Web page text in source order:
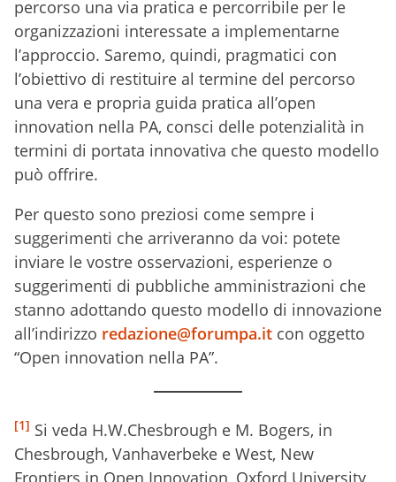
percorso una via pratica e percorribile per le
organizzazioni interessate a implementarne
l’approccio. Saremo, quindi, pragmatici con
l’obiettivo di restituire al termine del percorso
una vera e propria guida pratica all’open
innovation nella PA, consci delle potenzialità in
termini di portata innovativa che questo modello
può offrire.
Per questo sono preziosi come sempre i
suggerimenti che arriveranno da voi: potete
inviare le vostre osservazioni, esperienze o
suggerimenti di pubbliche amministrazioni che
stanno adottando questo modello di innovazione
all’indirizzo redazione@forumpa.it con oggetto
“Open innovation nella PA”.
[1] Si veda H.W.Chesbrough e M. Bogers, in
Chesbrough, Vanhaverbeke e West, New
Frontiers in Open Innovation, Oxford University